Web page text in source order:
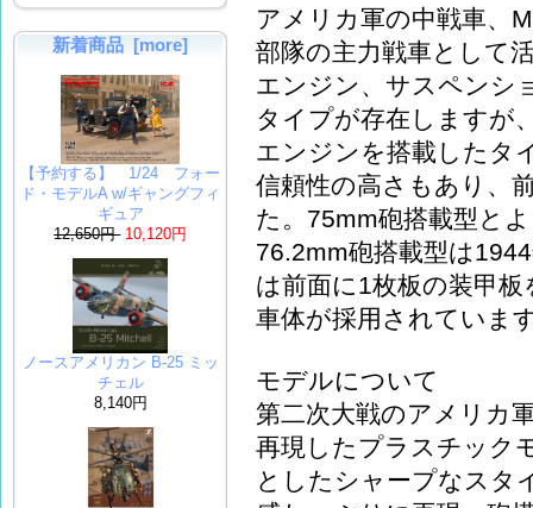
新着商品 [more]
【予約する】 1/24 フォー
ド・モデルA w/ギャングフィ
ギュア
12,650円 10,120円
ノースアメリカン B-25 ミッ
チェル
8,140円
アメリカ軍の中戦車、
部隊の主力戦車として
エンジン、サスペンシ
タイプが存在しますが
エンジンを搭載したタ
信頼性の高さもあり、
た。75mm砲搭載型と
76.2mm砲搭載型は
は前面に1枚板の装甲
車体が採用されていま
モデルについて
第二次大戦のアメリカ
再現したプラスチック
としたシャープなスタ